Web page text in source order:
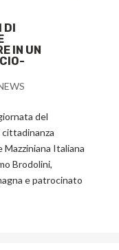
DI
IN UN
del
Italiana
Brodolini,
e patrocinato